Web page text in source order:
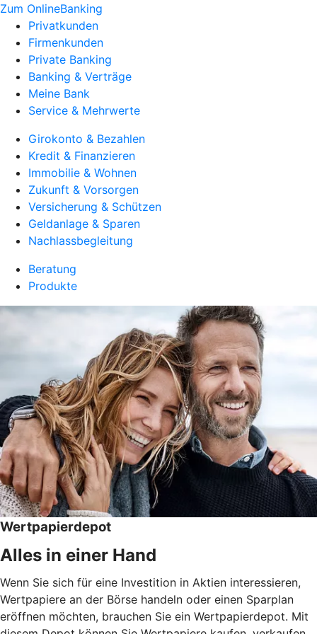
Zum OnlineBanking
Privatkunden
Firmenkunden
Private Banking
Banking & Verträge
Meine Bank
Service & Mehrwerte
Girokonto & Bezahlen
Kredit & Finanzieren
Immobilie & Wohnen
Zukunft & Vorsorgen
Versicherung & Schützen
Geldanlage & Sparen
Nachlassbegleitung
Beratung
Produkte
Wertpapierdepot
Alles in einer Hand
Wenn Sie sich für eine Investition in Aktien interessieren,
Wertpapiere an der Börse handeln oder einen Sparplan
eröffnen möchten, brauchen Sie ein Wertpapierdepot. Mit